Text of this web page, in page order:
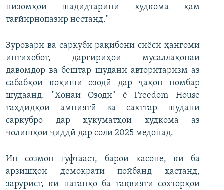
низомҳои шадидтарини худкома ҳам
тағйирнопазир нестанд."
Зӯроварӣ ва саркӯби рақибони сиёсӣ ҳангоми
интихобот, даргириҳои мусаллаҳонаи
давомдор ва бештар шудани авторитаризм аз
сабабҳои коҳиши озодӣ дар ҷаҳон номбар
шудаанд. "Хонаи Озодӣ" ё Freedom House
таҳдидҳои амниятӣ ва сахттар шудани
саркӯбро дар ҳукуматҳои худкома аз
чолишҳои ҷиддӣ дар соли 2025 медонад.
Ин созмон гуфтааст, барои касоне, ки ба
арзишҳои демократӣ пойбанд ҳастанд,
зарурист, ки натанҳо ба тақвияти сохторҳои